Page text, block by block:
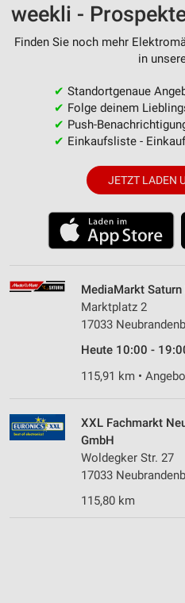
weekli -
Finden Sie noch mehr
in
✔ Standortgenaue
✔ Folge deinem
✔ Push-
✔ Einkaufsliste -
JETZT LADEN
MediaMarkt Saturn
Marktplatz 2
17033
Heute 10:00 -
115,91 km •
XXL Fachmarkt
GmbH
Woldegker Str. 27
17033
115,80 km